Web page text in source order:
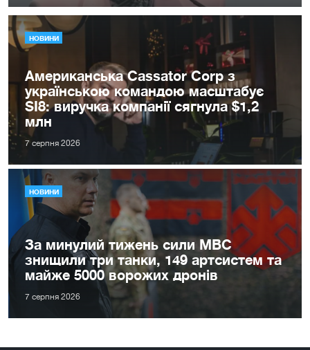
НОВИНИ
Американська Cassator Corp з
українською командою масштабує
SI8: виручка компанії сягнула $1,2
млн
7 серпня 2026
НОВИНИ
За минулий тижень сили МВС
знищили три танки, 149 артсистем та
майже 5000 ворожих дронів
7 серпня 2026